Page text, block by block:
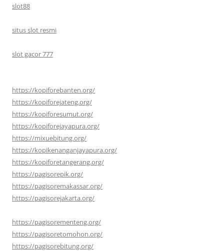
slot88
situs slot resmi
slot gacor 777
https://kopiforebanten.org/
https://kopiforejateng.org/
https://kopiforesumut.org/
https://kopiforejayapura.org/
https://mixuebitung.org/
https://kopikenanganjayapura.org/
https://kopiforetangerang.org/
https://pagisorepik.org/
https://pagisoremakassar.org/
https://pagisorejakarta.org/
https://pagisorementeng.org/
https://pagisoretomohon.org/
https://pagisorebitung.org/